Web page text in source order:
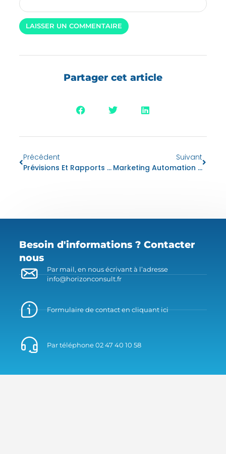
Partager cet article
Précédent
Prévisions Et Rapports : Comment Anticiper Les Tendances Et Prendre De Meilleures Décisions
Suivant
Marketing Automation : Les Clés De Performance Et Quels Avantages ?
Besoin d'informations ? Contacter
nous
Par mail, en nous écrivant à l’adresse
info@horizonconsult.fr
Formulaire de contact en cliquant ici
Par téléphone 02 47 40 10 58